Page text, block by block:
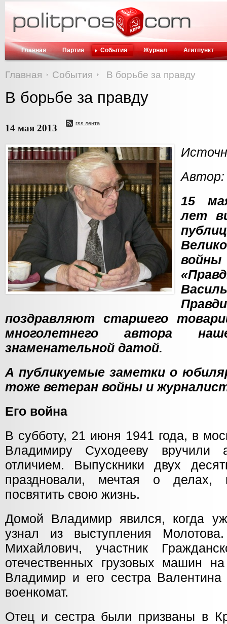
Главная Партия События Журнал Агитпункт
Главная События В борьбе за правду
В борьбе за правду
14 мая 2013 rss лента
Автор:
15
лет
поздравляют старшего
многолетнего автора
знаменательной датой.
А публикуемые заметки о
тоже ветеран войны и
Его война
В субботу, 21 июня 1941 года, в
Владимиру Суходееву вручили
отличием. Выпускники двух
праздновали, мечтая о делах,
посвятить свою жизнь.
Домой Владимир явился, когда
узнал из выступления
Михайлович, участник
отечественных грузовых машин
Владимир и его сестра Валентина
военкомат.
Отец и сестра были призваны в